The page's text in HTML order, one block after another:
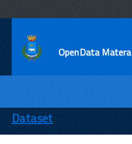
OpenData Matera
ENTI
TEMI
Dataset